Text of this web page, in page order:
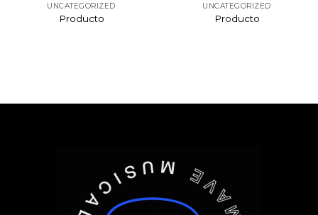
UNCATEGORIZED
Producto
UNCATEGORIZED
Producto